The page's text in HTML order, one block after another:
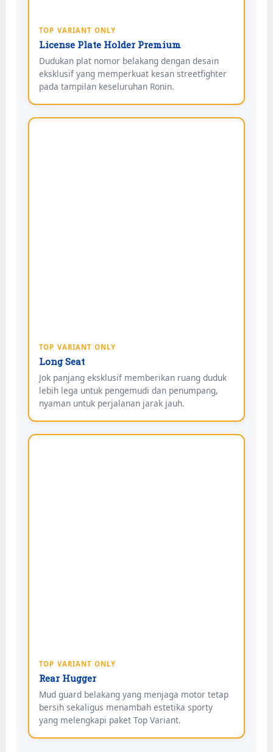
TOP VARIANT ONLY
License Plate Holder Premium
Dudukan plat nomor belakang dengan desain
eksklusif yang memperkuat kesan streetfighter
pada tampilan keseluruhan Ronin.
TOP VARIANT ONLY
Long Seat
Jok panjang eksklusif memberikan ruang duduk
lebih lega untuk pengemudi dan penumpang,
nyaman untuk perjalanan jarak jauh.
TOP VARIANT ONLY
Rear Hugger
Mud guard belakang yang menjaga motor tetap
bersih sekaligus menambah estetika sporty
yang melengkapi paket Top Variant.